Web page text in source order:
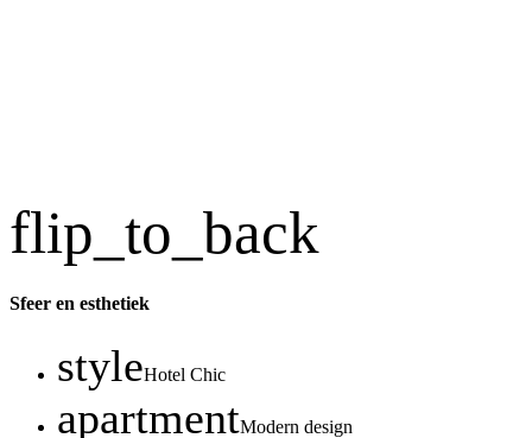
flip_to_back
Sfeer en esthetiek
styleHotel Chic
apartmentModern design